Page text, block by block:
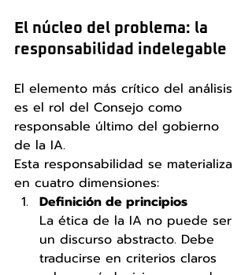
El núcleo del problema: la
responsabilidad indelegable
El elemento más crítico del análisis
es el rol del Consejo como
responsable último del gobierno
de la IA.
Esta responsabilidad se materializa
en cuatro dimensiones:
Definición de principios
La ética de la IA no puede ser
un discurso abstracto. Debe
traducirse en criterios claros